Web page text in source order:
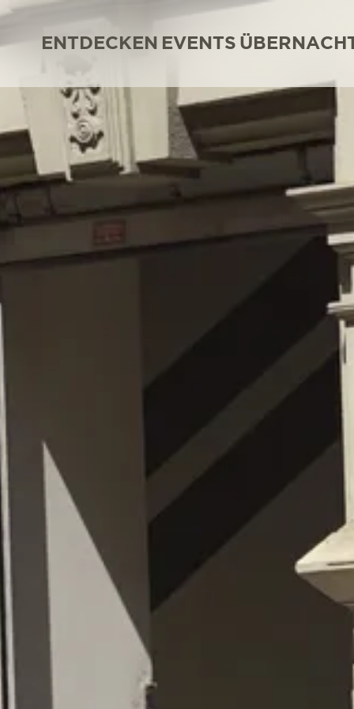
ENTDECKEN EVENTS